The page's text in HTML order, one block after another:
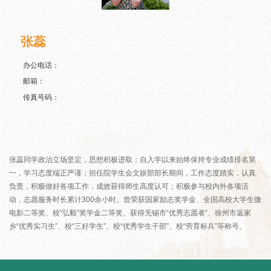
张蕊
办公电话：
邮箱：
传真号码：
张蕊同学政治立场坚定，思想积极进取；自入学以来始终保持专业成绩排名第
一，学习态度端正严谨；担任院学生会文娱部部长期间，工作态度踏实，认真
负责，积极做好各项工作，成效获得师生高度认可；积极参与校内外各项活
动，志愿服务时长累计300余小时。曾荣获国家励志奖学金、全国高校大学生微
电影二等奖、校“弘毅”奖学金二等奖、获得无锡市“优秀志愿者”、徐州市返家
乡“优秀实习生”、校“三好学生”、校“优秀学生干部”、校“劳育标兵”等称号。